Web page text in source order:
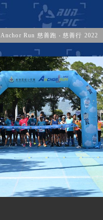
Anchor Run 慈善跑 ‧ 慈善行 2022